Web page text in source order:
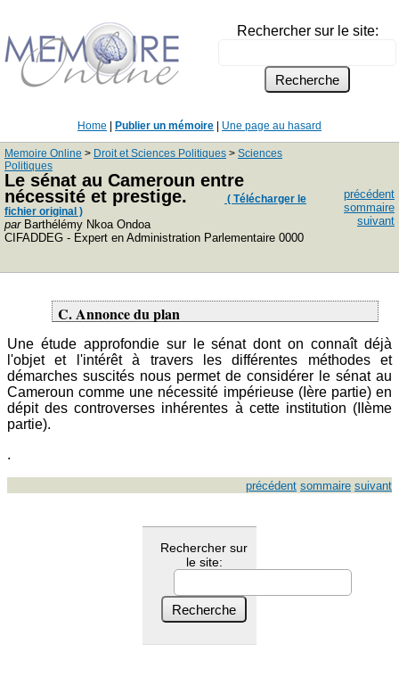
Rechercher sur le site:
Home Publier un mémoire Une page au hasard
Memoire Online > Droit et Sciences Politiques > Sciences
Politiques
Le sénat au Cameroun entre
nécessité et prestige.
( Télécharger le
fichier original )
parBarthélémy Nkoa Ondoa
CIFADDEG - Expert en Administration Parlementaire 0000
précédent
sommaire
suivant
C. Annonce du plan
Une étude approfondie sur le sénat dont on connaît déjà
l'objet et l'intérêt à travers les différentes méthodes et
démarches suscités nous permet de considérer le sénat au
Cameroun comme une nécessité impérieuse (Ière partie) en
dépit des controverses inhérentes à cette institution (IIème
partie).
.
précédent sommaire suivant
Rechercher sur
le site: